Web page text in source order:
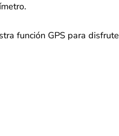
función GPS para disfrute